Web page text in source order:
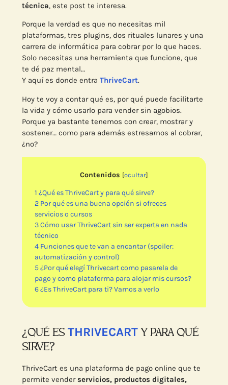
técnica, este post te interesa.
Porque la verdad es que no necesitas mil
plataformas, tres plugins, dos rituales lunares y una
carrera de informática para cobrar por lo que haces.
Solo necesitas una herramienta que funcione, que
te dé paz mental…
Y aquí es donde entra ThriveCart.
Hoy te voy a contar qué es, por qué puede facilitarte
la vida y cómo usarlo para vender sin agobios.
Porque ya bastante tenemos con crear, mostrar y
sostener… como para además estresarnos al cobrar,
¿no?
Contenidos [ocultar]
1 ¿Qué es ThriveCart y para qué sirve?
2Por qué es una buena opción si ofreces
servicios o cursos
3Cómo usar ThriveCart sin ser experta en nada
técnico
4Funciones que te van a encantar (spoiler:
automatización y control)
5¿Por qué elegí Thrivecart como pasarela de
pago y como plataforma para alojar mis cursos?
6¿Es ThriveCart para ti? Vamos a verlo
¿QUÉ ES THRIVECARTY PARA QUÉ
SIRVE?
ThriveCart es una plataforma de pago online que te
permite venderservicios, productos digitales,